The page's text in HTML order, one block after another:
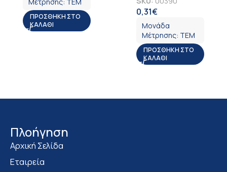
ΠΡΟΣΘΉΚΗ ΣΤΟ
ΚΑΛΆΘΙ
0,31€
Μονάδα
Μέτρησης: ΤΕΜ
ΠΡΟΣΘΉΚΗ ΣΤΟ
ΚΑΛΆΘΙ
Πλοήγηση
Αρχική Σελίδα
Εταιρεία